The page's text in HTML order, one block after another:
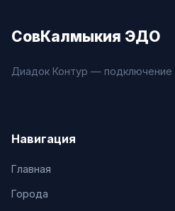
СовКалмыкия ЭДО
Диадок Контур — подключение
Навигация
Главная
Города